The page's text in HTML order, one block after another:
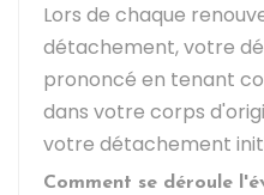
Lors de chaque
détachement, votre
prononcé en tenant
dans votre corps
votre détachement
Comment se déroule